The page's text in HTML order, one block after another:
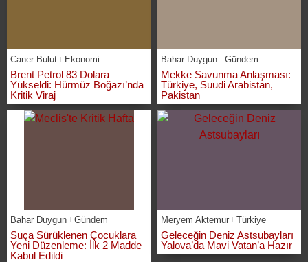
Caner Bulut Ekonomi
Brent Petrol 83 Dolara
Yükseldi: Hürmüz Boğazı’nda
Kritik Viraj
Bahar Duygun Gündem
Mekke Savunma Anlaşması:
Türkiye, Suudi Arabistan,
Pakistan
Bahar Duygun Gündem
Suça Sürüklenen Çocuklara
Yeni Düzenleme: İlk 2 Madde
Kabul Edildi
Meryem Aktemur Türkiye
Geleceğin Deniz Astsubayları
Yalova’da Mavi Vatan’a Hazır